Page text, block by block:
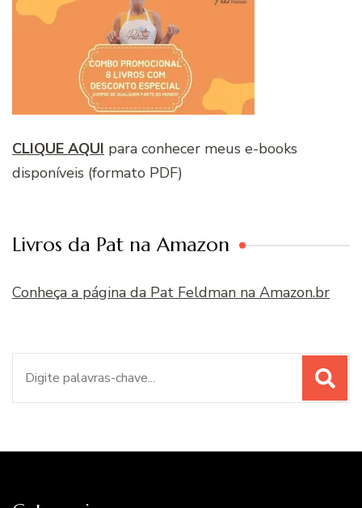
CLIQUE AQUI para conhecer meus e-books
disponíveis (formato PDF)
Livros da Pat na Amazon
Conheça a página da Pat Feldman na Amazon.br